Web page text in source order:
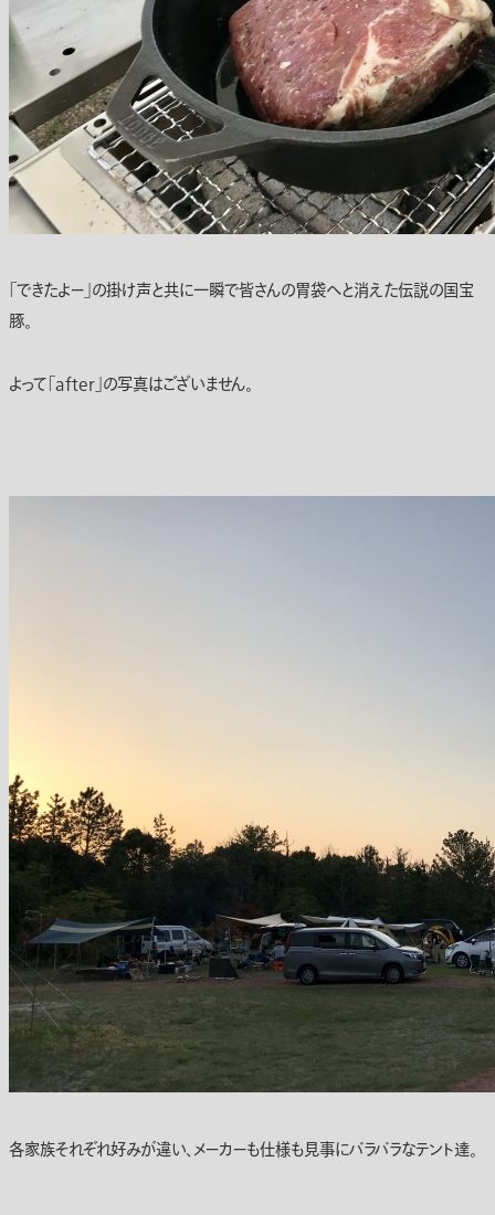
「できたよー」の掛け声と共に一瞬で皆さんの胃袋へと消えた伝説の国宝
豚。
よって「after」の写真はございません。
各家族それぞれ好みが違い、メーカーも仕様も見事にバラバラなテント達。